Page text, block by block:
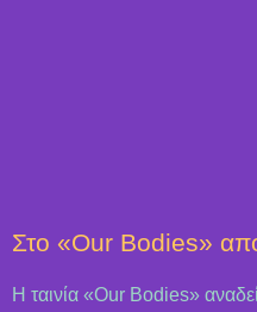
Στο «Our Bodies»
Η ταινία «Our Bodies»